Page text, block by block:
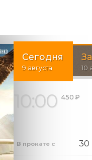
Сегодня
9 августа 10
10:00 450 ₽
В прокате с 30